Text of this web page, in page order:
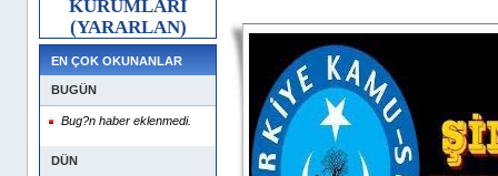
KURUMLARI
(YARARLAN)
EN ÇOK OKUNANLAR
BUGÜN
Bug?n haber eklenmedi.
DÜN